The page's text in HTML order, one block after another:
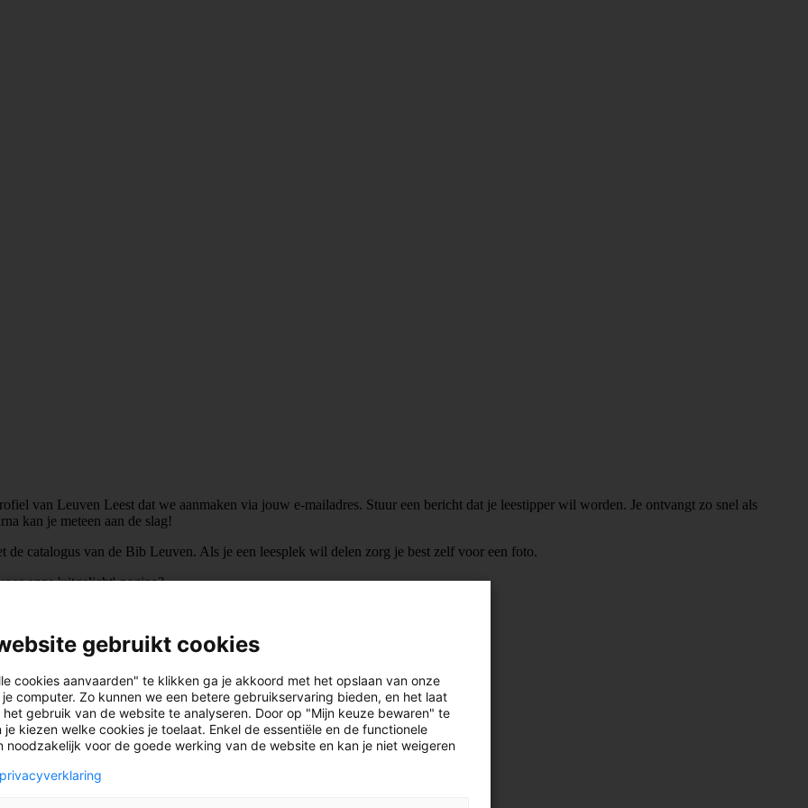
van Leuven Leest dat we aanmaken via jouw e-mailadres. Stuur een bericht dat je leestipper wil worden. Je ontvangt zo snel als
kan je meteen aan de slag!
catalogus van de Bib Leuven. Als je een leesplek wil delen zorg je best zelf voor een foto.
onze 'uitgelicht'-pagina?
beginnen? We zetten je op weg meteen handige leidraad met enkele tips.
gebruikt cookies
cookies aanvaarden" te klikken ga je akkoord met het opslaan van onze
computer. Zo kunnen we een betere gebruikservaring bieden, en het laat
het gebruik van de website te analyseren. Door op "Mijn keuze bewaren" te
je kiezen welke cookies je toelaat. Enkel de essentiële en de functionele
noodzakelijk voor de goede werking van de website en kan je niet weigeren